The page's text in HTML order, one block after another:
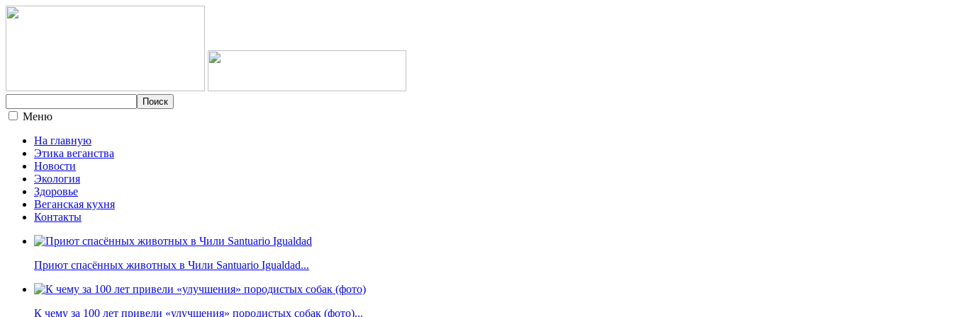
Меню
На главную
Этика веганства
Новости
Экология
Здоровье
Веганская кухня
Контакты
Приют спасённых животных в Чили Santuario Igualdad...
К чему за 100 лет привели «улучшения» породистых собак (фото)...